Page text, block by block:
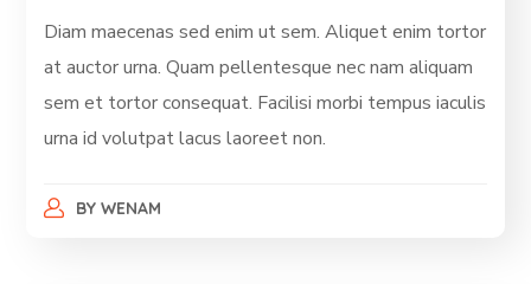
Diam maecenas sed enim ut sem. Aliquet enim tortor
at auctor urna. Quam pellentesque nec nam aliquam
sem et tortor consequat. Facilisi morbi tempus iaculis
urna id volutpat lacus laoreet non.
BY WENAM